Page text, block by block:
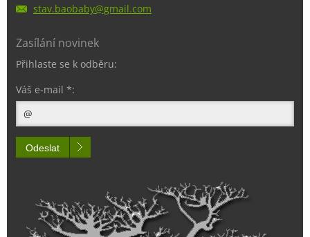
stav.baobaby@gmail.com
Zasílání novinek
Přihlaste se k odběru:
Váš e-mail *:
Odeslat